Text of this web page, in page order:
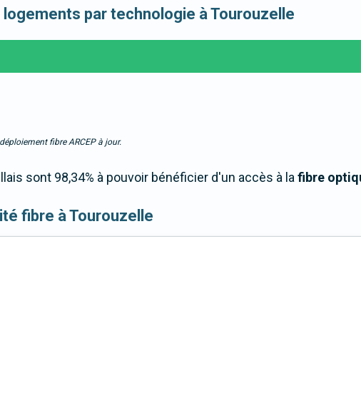
par technologie à Tourouzelle
fibre ARCEP à jour.
sont 98,34% à pouvoir bénéficier d'un accès à lafibre
fibre à Tourouzelle